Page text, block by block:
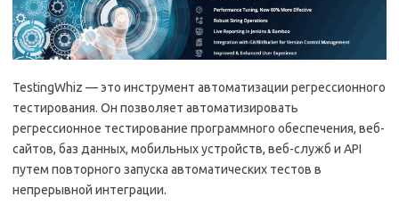
TestingWhiz — это инструмент автоматизации регрессионного
тестирования. Он позволяет автоматизировать
регрессионное тестирование программного обеспечения, веб-
сайтов, баз данных, мобильных устройств, веб-служб и API
путем повторного запуска автоматических тестов в
непрерывной интеграции.